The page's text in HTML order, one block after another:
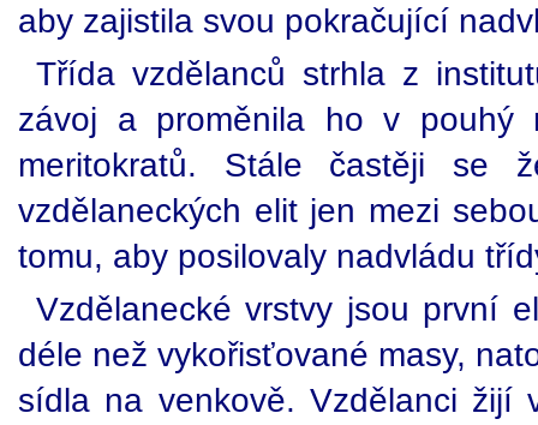
aby zajistila svou pokračující
Třída vzdělanců strhla z
závoj a proměnila ho v pouhý
meritokratů. Stále častěji se
vzdělaneckých elit jen mezi
tomu, aby posilovaly nadvládu
Vzdělanecké vrstvy jsou první
déle než vykořisťované masy,
sídla na venkově. Vzdělanci žijí